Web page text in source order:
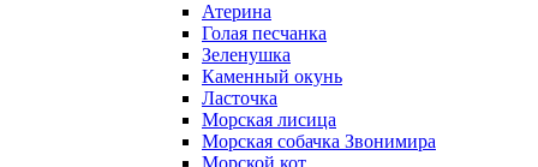
Атерина
Голая песчанка
Зеленушка
Каменный окунь
Ласточка
Морская лисица
Морская собачка Звонимира